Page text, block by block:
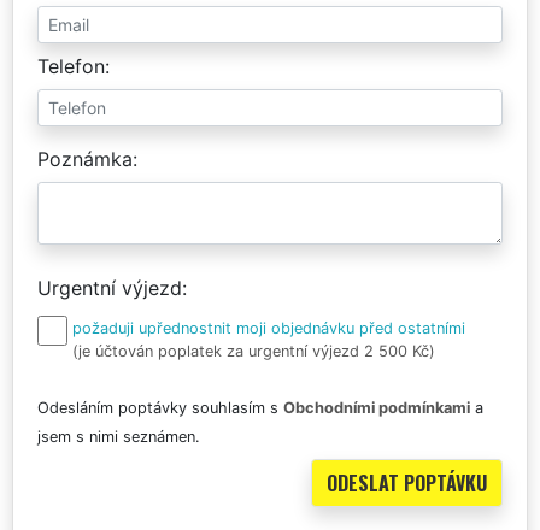
Telefon
Poznámka
Urgentní výjezd
požaduji upřednostnit moji objednávku před ostatními
(je účtován poplatek za urgentní výjezd 2 500 Kč)
Odesláním poptávky souhlasím s Obchodními podmínkami a
jsem s nimi seznámen.